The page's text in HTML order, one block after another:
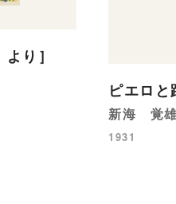
り］
ピエロと
新海 覚
1931